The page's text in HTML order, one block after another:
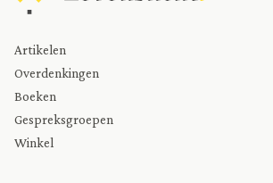
Artikelen
Overdenkingen
Boeken
Gespreksgroepen
Winkel